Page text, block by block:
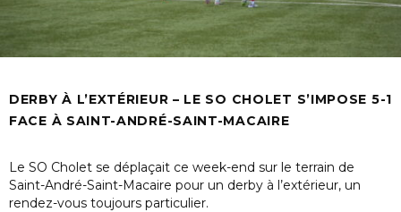
DERBY À L’EXTÉRIEUR – LE SO CHOLET S’IMPOSE 5-1
FACE À SAINT-ANDRÉ-SAINT-MACAIRE
Le SO Cholet se déplaçait ce week-end sur le terrain de
Saint-André-Saint-Macaire pour un derby à l’extérieur, un
rendez-vous toujours particulier.